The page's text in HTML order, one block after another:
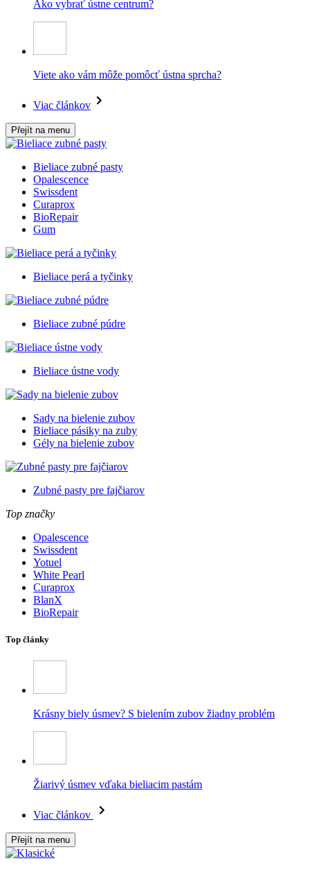
Ako vybrať ústne centrum?
Viete ako vám môže pomôcť ústna sprcha?
Viac článkov
Přejít na menu
Bieliace zubné pasty
Opalescence
Swissdent
Curaprox
BioRepair
Gum
Bieliace perá a tyčinky
Bieliace zubné púdre
Bieliace ústne vody
Sady na bielenie zubov
Bieliace pásiky na zuby
Gély na bielenie zubov
Zubné pasty pre fajčiarov
Top značky
Opalescence
Swissdent
Yotuel
White Pearl
Curaprox
BlanX
BioRepair
Top články
Krásny biely úsmev? S bielením zubov žiadny problém
Žiarivý úsmev vďaka bieliacim pastám
Viac článkov
Přejít na menu